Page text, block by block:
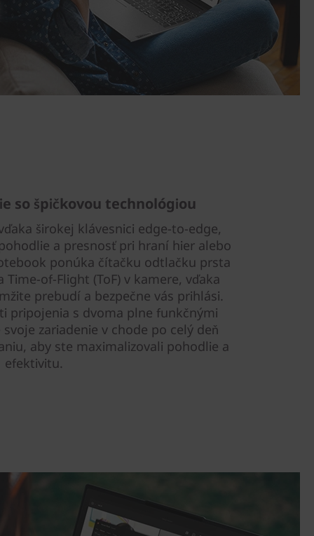
so špičkovou technológiou
širokej klávesnici edge-to-edge,
a presnosť pri hraní hier alebo
ponúka čítačku odtlačku prsta
of-Flight (ToF) v kamere, vďaka
prebudí a bezpečne vás prihlási.
pripojenia s dvoma plne funkčnými
zariadenie v chode po celý deň
aby ste maximalizovali pohodlie a
efektivitu.